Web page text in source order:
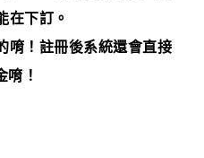
在下訂。
唷！註冊後系統還會直接
！